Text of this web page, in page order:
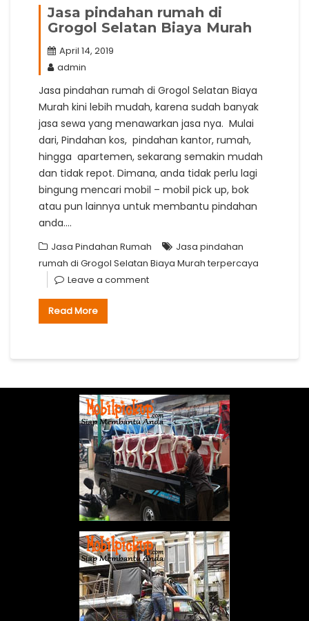
Jasa pindahan rumah di
Grogol Selatan Biaya Murah
April 14, 2019
admin
Jasa pindahan rumah di Grogol Selatan Biaya
Murah kini lebih mudah, karena sudah banyak
jasa sewa yang menawarkan jasa nya. Mulai
dari, Pindahan kos, pindahan kantor, rumah,
hingga apartemen, sekarang semakin mudah
dan tidak repot. Dimana, anda tidak perlu lagi
bingung mencari mobil – mobil pick up, bok
atau pun lainnya untuk membantu pindahan
anda.…
Jasa Pindahan Rumah
Jasa pindahan
rumah di Grogol Selatan Biaya Murah terpercaya
Leave a comment
Read More